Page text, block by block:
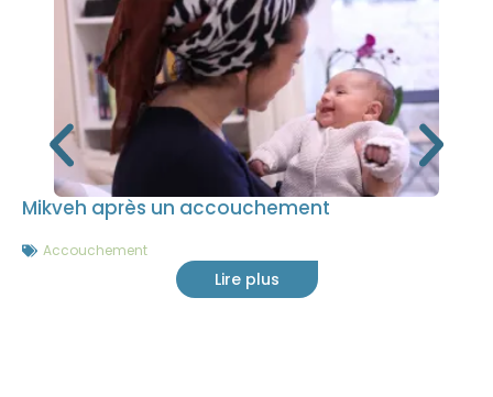
Mikveh après un accouchement
Accouchement
Lire plus